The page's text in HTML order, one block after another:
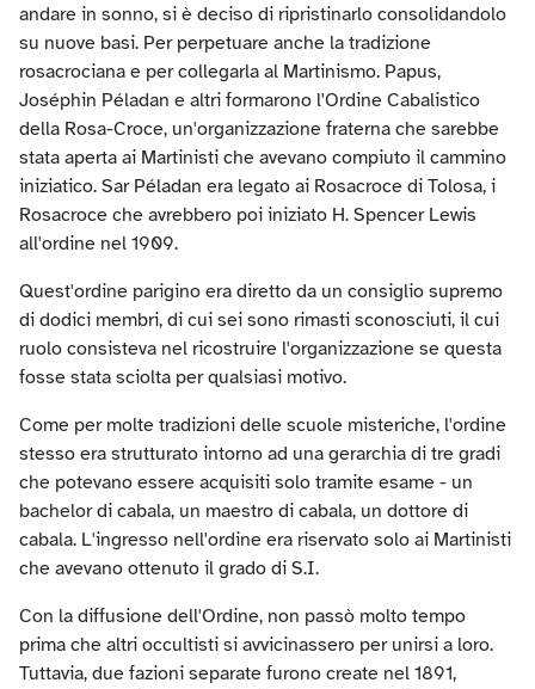
andare in sonno, si è deciso di ripristinarlo consolidandolo
su nuove basi. Per perpetuare anche la tradizione
rosacrociana e per collegarla al Martinismo. Papus,
Joséphin Péladan e altri formarono l'Ordine Cabalistico
della Rosa-Croce, un'organizzazione fraterna che sarebbe
stata aperta ai Martinisti che avevano compiuto il cammino
iniziatico. Sar Péladan era legato ai Rosacroce di Tolosa, i
Rosacroce che avrebbero poi iniziato H. Spencer Lewis
all'ordine nel 1909.
Quest'ordine parigino era diretto da un consiglio supremo
di dodici membri, di cui sei sono rimasti sconosciuti, il cui
ruolo consisteva nel ricostruire l'organizzazione se questa
fosse stata sciolta per qualsiasi motivo.
Come per molte tradizioni delle scuole misteriche, l'ordine
stesso era strutturato intorno ad una gerarchia di tre gradi
che potevano essere acquisiti solo tramite esame - un
bachelor di cabala, un maestro di cabala, un dottore di
cabala. L'ingresso nell'ordine era riservato solo ai Martinisti
che avevano ottenuto il grado di S.I.
Con la diffusione dell'Ordine, non passò molto tempo
prima che altri occultisti si avvicinassero per unirsi a loro.
Tuttavia, due fazioni separate furono create nel 1891,